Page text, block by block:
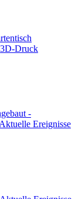
3D-Druck
-
Aktuelle Ereignisse